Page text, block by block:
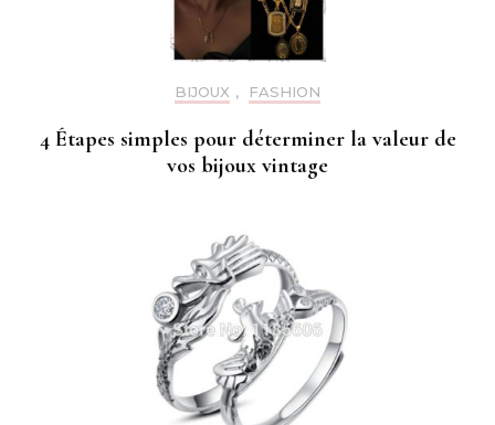
BIJOUX , FASHION
4 Étapes simples pour déterminer la valeur de
vos bijoux vintage